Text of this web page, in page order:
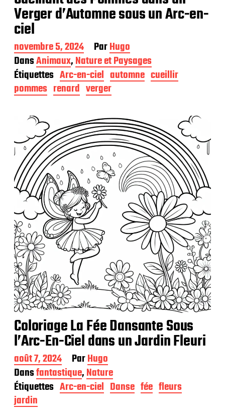
Verger d’Automne sous un Arc-en-
ciel
D
a
t
e
d
e
l
i
c
a
t
i
n
novembre 5, 2024 ParHugo
DansAnimaux,Nature et Paysages
Étiquettes Arc-en-ciel automne cueillir
pommes renard verger
Coloriage La Fée Dansante Sous
l’Arc-En-Ciel dans un Jardin Fleuri
D
a
t
e
d
e
août 7, 2024 ParHugo
Dansfantastique,Nature
Étiquettes Arc-en-ciel Danse fée fleurs
jardin